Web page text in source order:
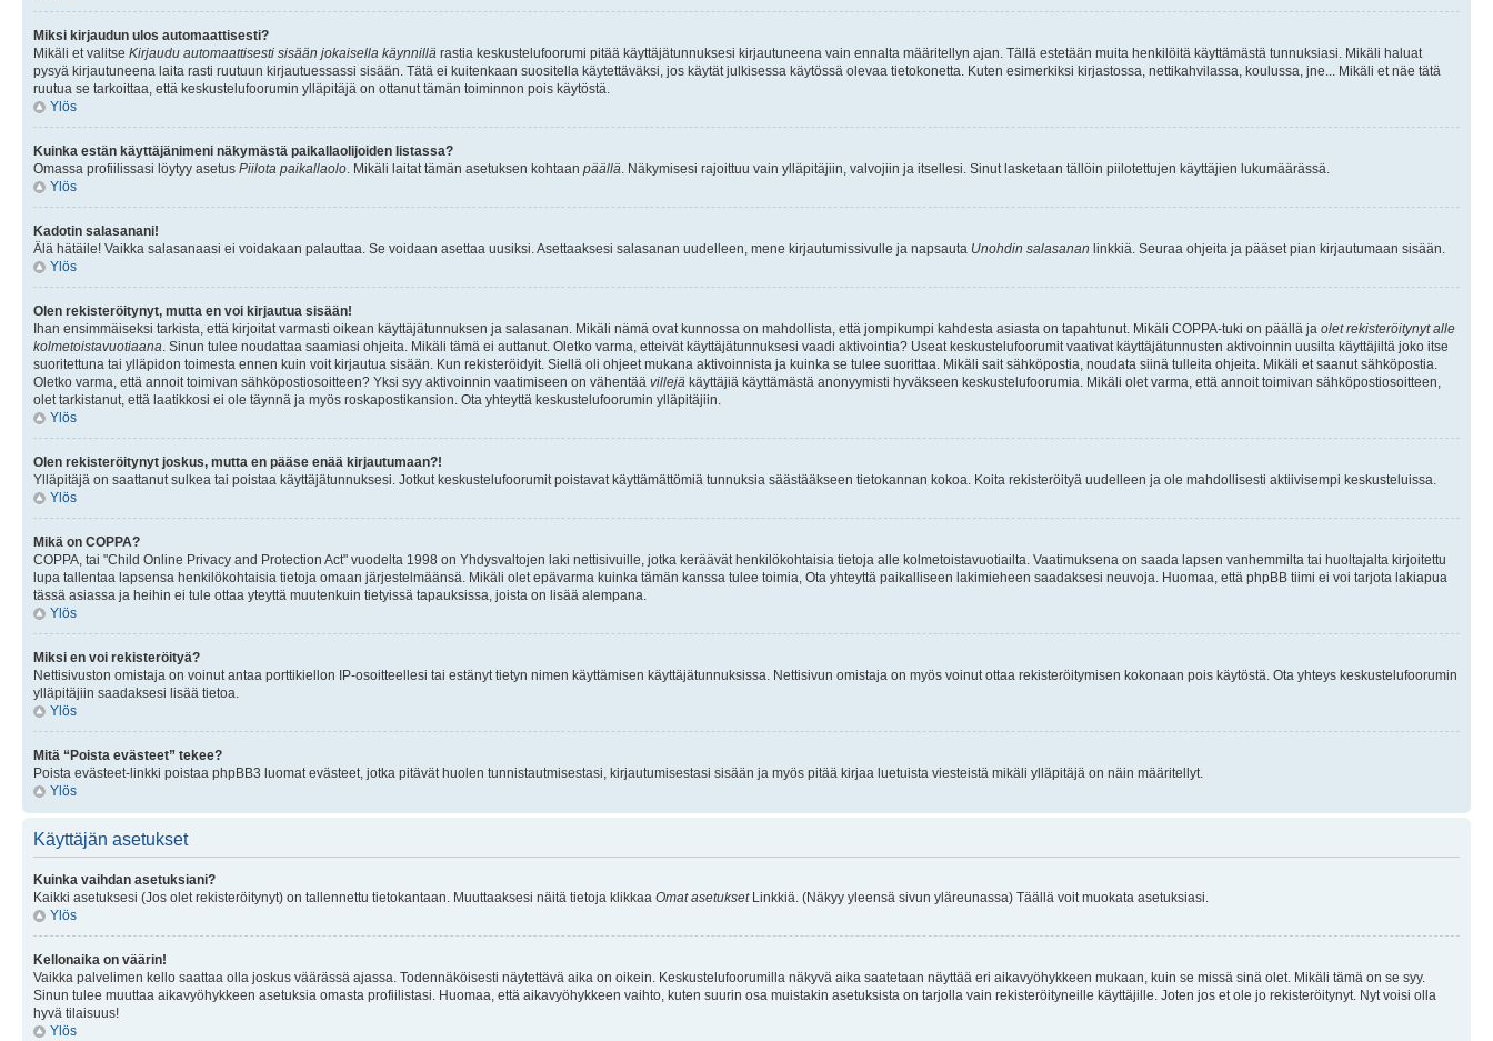
Miksi kirjaudun ulos automaattisesti?
Mikäli et valitse Kirjaudu automaattisesti sisään jokaisella käynnillä rastia keskustelufoorumi pitää käyttäjätunnuksesi kirjautuneena vain ennalta määritellyn ajan. Tällä estetään muita henkilöitä käyttämästä tunnuksiasi. Mikäli haluat
pysyä kirjautuneena laita rasti ruutuun kirjautuessassi sisään. Tätä ei kuitenkaan suositella käytettäväksi, jos käytät julkisessa käytössä olevaa tietokonetta. Kuten esimerkiksi kirjastossa, nettikahvilassa, koulussa, jne... Mikäli et näe tätä
ruutua se tarkoittaa, että keskustelufoorumin ylläpitäjä on ottanut tämän toiminnon pois käytöstä.
Ylös
Kuinka estän käyttäjänimeni näkymästä paikallaolijoiden listassa?
Omassa profiilissasi löytyy asetus Piilota paikallaolo . Mikäli laitat tämän asetuksen kohtaan päällä . Näkymisesi rajoittuu vain ylläpitäjiin, valvojiin ja itsellesi. Sinut lasketaan tällöin piilotettujen käyttäjien lukumäärässä.
Ylös
Kadotin salasanani!
Älä hätäile! Vaikka salasanaasi ei voidakaan palauttaa. Se voidaan asettaa uusiksi. Asettaaksesi salasanan uudelleen, mene kirjautumissivulle ja napsauta Unohdin salasanan linkkiä. Seuraa ohjeita ja pääset pian kirjautumaan sisään.
Ylös
Olen rekisteröitynyt, mutta en voi kirjautua sisään!
Ihan ensimmäiseksi tarkista, että kirjoitat varmasti oikean käyttäjätunnuksen ja salasanan. Mikäli nämä ovat kunnossa on mahdollista, että jompikumpi kahdesta asiasta on tapahtunut. Mikäli COPPA-tuki on päällä ja olet rekisteröitynyt alle
kolmetoistavuotiaana . Sinun tulee noudattaa saamiasi ohjeita. Mikäli tämä ei auttanut. Oletko varma, etteivät käyttäjätunnuksesi vaadi aktivointia? Useat keskustelufoorumit vaativat käyttäjätunnusten aktivoinnin uusilta käyttäjiltä joko itse
suoritettuna tai ylläpidon toimesta ennen kuin voit kirjautua sisään. Kun rekisteröidyit. Siellä oli ohjeet mukana aktivoinnista ja kuinka se tulee suorittaa. Mikäli sait sähköpostia, noudata siinä tulleita ohjeita. Mikäli et saanut sähköpostia.
Oletko varma, että annoit toimivan sähköpostiosoitteen? Yksi syy aktivoinnin vaatimiseen on vähentää villejä käyttäjiä käyttämästä anonyymisti hyväkseen keskustelufoorumia. Mikäli olet varma, että annoit toimivan sähköpostiosoitteen,
olet tarkistanut, että laatikkosi ei ole täynnä ja myös roskapostikansion. Ota yhteyttä keskustelufoorumin ylläpitäjiin.
Ylös
Olen rekisteröitynyt joskus, mutta en pääse enää kirjautumaan?!
Ylläpitäjä on saattanut sulkea tai poistaa käyttäjätunnuksesi. Jotkut keskustelufoorumit poistavat käyttämättömiä tunnuksia säästääkseen tietokannan kokoa. Koita rekisteröityä uudelleen ja ole mahdollisesti aktiivisempi keskusteluissa.
Ylös
Mikä on COPPA?
COPPA, tai "Child Online Privacy and Protection Act" vuodelta 1998 on Yhdysvaltojen laki nettisivuille, jotka keräävät henkilökohtaisia tietoja alle kolmetoistavuotiailta. Vaatimuksena on saada lapsen vanhemmilta tai huoltajalta kirjoitettu
lupa tallentaa lapsensa henkilökohtaisia tietoja omaan järjestelmäänsä. Mikäli olet epävarma kuinka tämän kanssa tulee toimia, Ota yhteyttä paikalliseen lakimieheen saadaksesi neuvoja. Huomaa, että phpBB tiimi ei voi tarjota lakiapua
tässä asiassa ja heihin ei tule ottaa yteyttä muutenkuin tietyissä tapauksissa, joista on lisää alempana.
Ylös
Miksi en voi rekisteröityä?
Nettisivuston omistaja on voinut antaa porttikiellon IP-osoitteellesi tai estänyt tietyn nimen käyttämisen käyttäjätunnuksissa. Nettisivun omistaja on myös voinut ottaa rekisteröitymisen kokonaan pois käytöstä. Ota yhteys keskustelufoorumin
ylläpitäjiin saadaksesi lisää tietoa.
Ylös
Mitä “Poista evästeet” tekee?
Poista evästeet-linkki poistaa phpBB3 luomat evästeet, jotka pitävät huolen tunnistautmisestasi, kirjautumisestasi sisään ja myös pitää kirjaa luetuista viesteistä mikäli ylläpitäjä on näin määritellyt.
Ylös
Käyttäjän asetukset
Kuinka vaihdan asetuksiani?
Kaikki asetuksesi (Jos olet rekisteröitynyt) on tallennettu tietokantaan. Muuttaaksesi näitä tietoja klikkaa Omat asetuksetLinkkiä. (Näkyy yleensä sivun yläreunassa) Täällä voit muokata asetuksiasi.
Ylös
Kellonaika on väärin!
Vaikka palvelimen kello saattaa olla joskus väärässä ajassa. Todennäköisesti näytettävä aika on oikein. Keskustelufoorumilla näkyvä aika saatetaan näyttää eri aikavyöhykkeen mukaan, kuin se missä sinä olet. Mikäli tämä on se syy.
Sinun tulee muuttaa aikavyöhykkeen asetuksia omasta profiilistasi. Huomaa, että aikavyöhykkeen vaihto, kuten suurin osa muistakin asetuksista on tarjolla vain rekisteröityneille käyttäjille. Joten jos et ole jo rekisteröitynyt. Nyt voisi olla
hyvä tilaisuus!
Ylös